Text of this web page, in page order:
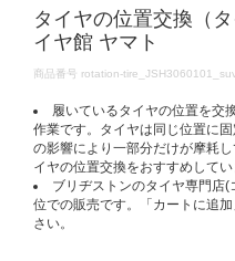
タイヤの位置交換（
イヤ館 ヤマト
DETAILS
商品番号 rotation-
履いているタイヤの位置を交
作業です。タイヤは同じ位置に
の影響により一部分だけが摩耗
イヤの位置交換をおすすめしてい
ブリヂストンのタイヤ専門店
位での販売です。「カートに追
さい。